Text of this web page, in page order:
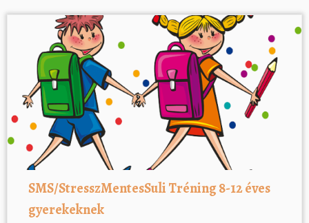
SMS/StresszMentesSuli Tréning 8-12 éves
gyerekeknek